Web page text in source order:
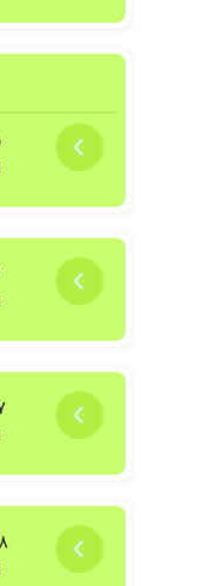
۲۷
۲۸